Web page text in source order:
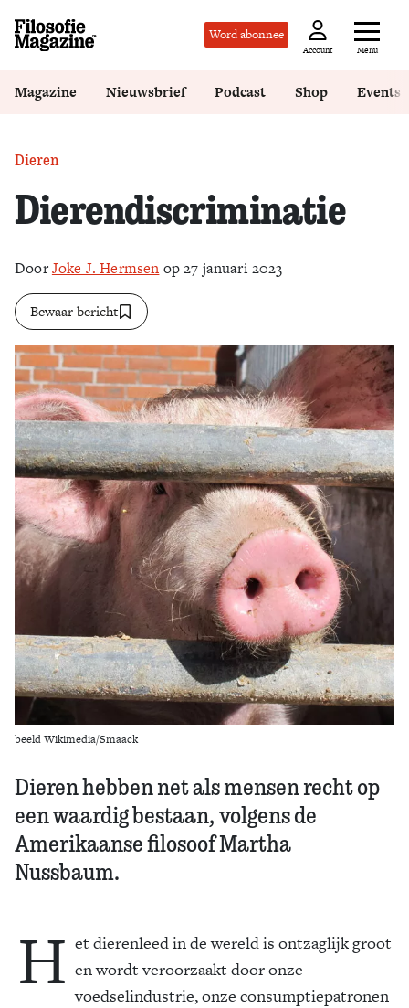
Word abonnee
Account Menu
Zoek
Magazine Nieuwsbrief Podcast Shop Events
Dieren
Dierendiscriminatie
DoorJoke J. Hermsen op 27 januari 2023
Bewaar bericht
beeld Wikimedia/Smaack
Dieren hebben net als mensen recht op
een waardig bestaan, volgens de
Amerikaanse filosoof Martha
Nussbaum.
H et dierenleed in de wereld is ontzaglijk groot
en wordt veroorzaakt door onze
voedselindustrie, onze consumptiepatronen